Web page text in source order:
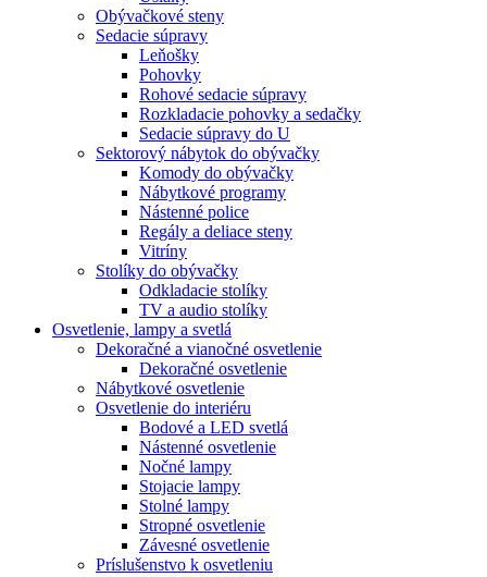
Obývačkové steny
Sedacie súpravy
Leňošky
Pohovky
Rohové sedacie súpravy
Rozkladacie pohovky a sedačky
Sedacie súpravy do U
Sektorový nábytok do obývačky
Komody do obývačky
Nábytkové programy
Nástenné police
Regály a deliace steny
Vitríny
Stolíky do obývačky
Odkladacie stolíky
TV a audio stolíky
Osvetlenie, lampy a svetlá
Dekoračné a vianočné osvetlenie
Dekoračné osvetlenie
Nábytkové osvetlenie
Osvetlenie do interiéru
Bodové a LED svetlá
Nástenné osvetlenie
Nočné lampy
Stojacie lampy
Stolné lampy
Stropné osvetlenie
Závesné osvetlenie
Príslušenstvo k osvetleniu